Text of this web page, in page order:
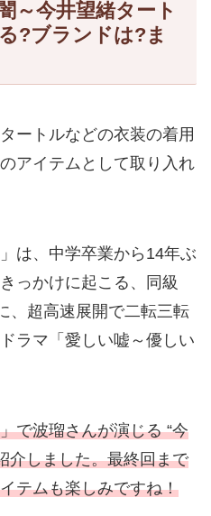
～今井望緒タート
?ブランドは?ま
ートルなどの衣装の着用
アイテムとして取り入れ
は、中学卒業から14年ぶ
っかけに起こる、同級
、超高速展開で二転三転
ラマ「愛しい嘘～優しい
で波瑠さんが演じる “今
介しました。最終回まで
テムも楽しみですね！